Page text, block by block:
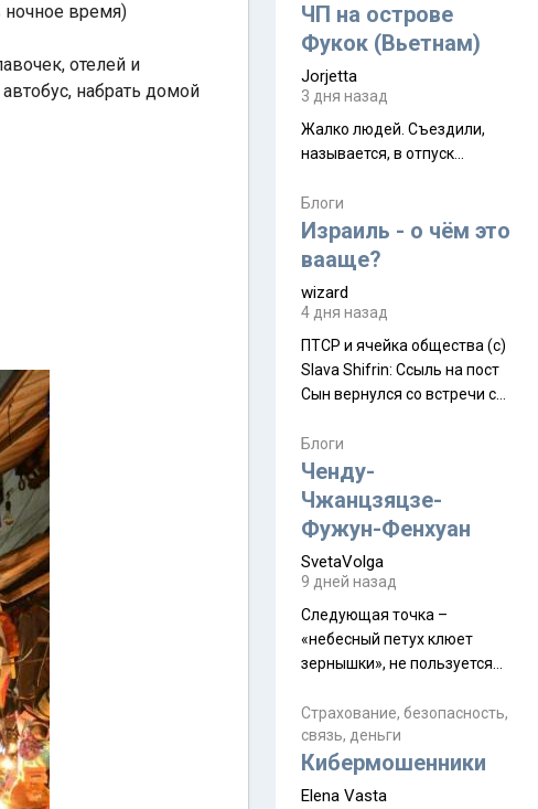
ночное время)
отелей и
набрать домой
ЧП на острове
Фукок (Вьетнам)
Jorjetta
3 дня назад
Жалко людей. Съездили,
называется, в отпуск...
Блоги
Израиль - о чём это
вааще?
wizard
4 дня назад
ПТСР и ячейка общества (с)
Slava Shifrin: Ссыль на пост
Сын вернулся со встречи с
уже, как демобилизовались,
а продолжают встречаться
почти каждую неделю) и с
порога сообщил: "Эйтан
разводится!" Эйтан -
мальчик из религиозной
семьи, из тех, кого называют
"вязаные кипы". С 2022-го
Блоги
Ченду-
Чжанцзяцзе-
Фужун-Фенхуан
SvetaVolga
9 дней назад
Следующая точка –
«небесный петух клюет
зернышки», не пользуется
заслужено, и чтобы попасть
на начало тропы показали
водителю карту, иначе
Страхование, безопасность,
связь, деньги
Кибермошенники
Elena Vasta